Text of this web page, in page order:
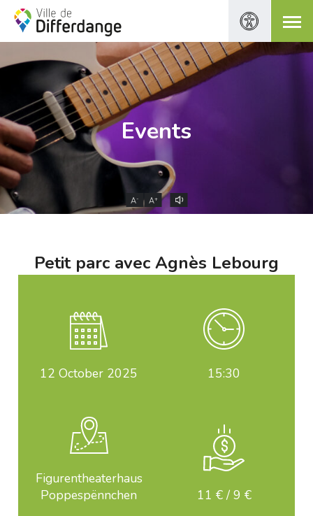
Events
A- A+
Petit parc avec Agnès Lebourg
12 October 2025 15:30
Figurentheaterhaus
Poppespënnchen
11 € / 9 €